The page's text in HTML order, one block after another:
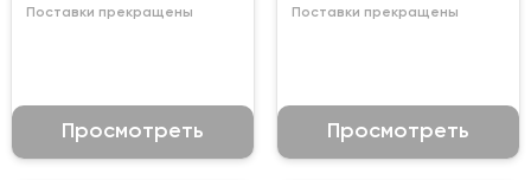
Поставки прекращены
Просмотреть
Поставки прекращены
Просмотреть